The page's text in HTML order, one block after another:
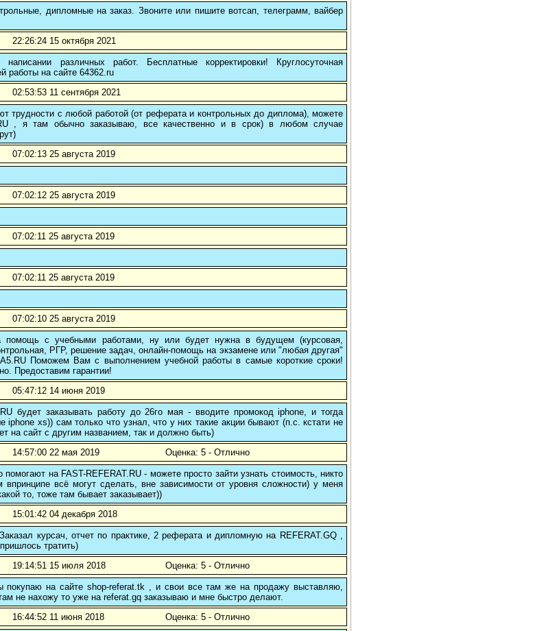
дипломные на заказ. Звоните или пишите вотсап, телеграмм, вайбер
22:26:24 15 октября 2021
различных работ. Бесплатные корректировки! Круглосуточная
работы на сайте 64362.ru
02:53:53 11 сентября 2021
трудности с любой работой (от реферата и контрольных до диплома), можете
, я там обычно заказываю, все качественно и в срок) в любом случае
07:02:13 25 августа 2019
07:02:12 25 августа 2019
07:02:11 25 августа 2019
07:02:11 25 августа 2019
07:02:10 25 августа 2019
помощь с учебными работами, ну или будет нужна в будущем (курсовая,
РГР, решение задач, онлайн-помощь на экзамене или "любая другая"
Поможем Вам с выполнением учебной работы в самые короткие сроки!
Предоставим гарантии!
05:47:12 14 июня 2019
будет заказывать работу до 26го мая - вводите промокод iphone, и тогда
iphone xs)) сам только что узнал, что у них такие акции бывают (п.с. кстати не
на сайт с другим названием, так и должно быть)
14:57:00 22 мая 2019 Оценка: 5 - Отлично
на FAST-REFERAT.RU - можете просто зайти узнать стоимость, никто
всё могут сделать, вне зависимости от уровня сложности) у меня
то, тоже там бывает заказывает))
15:01:42 04 декабря 2018
курсач, отчет по практике, 2 реферата и дипломную на REFERAT.GQ ,
тратить)
19:14:51 15 июля 2018 Оценка: 5 - Отлично
покупаю на сайте shop-referat.tk , и свои все там же на продажу выставляю,
не нахожу то уже на referat.gq заказываю и мне быстро делают.
16:44:52 11 июня 2018 Оценка: 5 - Отлично